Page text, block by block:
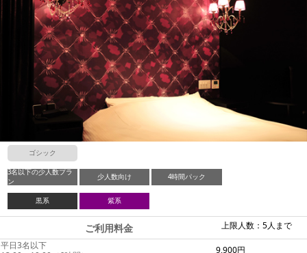
ゴシック
3名以下の少人数プラ
ン
少人数向け 4時間パック
黒系 紫系
上限人数：5人まで
ご利用料金
平日3名以下
9,900円